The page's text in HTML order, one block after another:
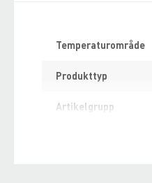
Temperaturområde
Produkttyp
Artikelgrupp